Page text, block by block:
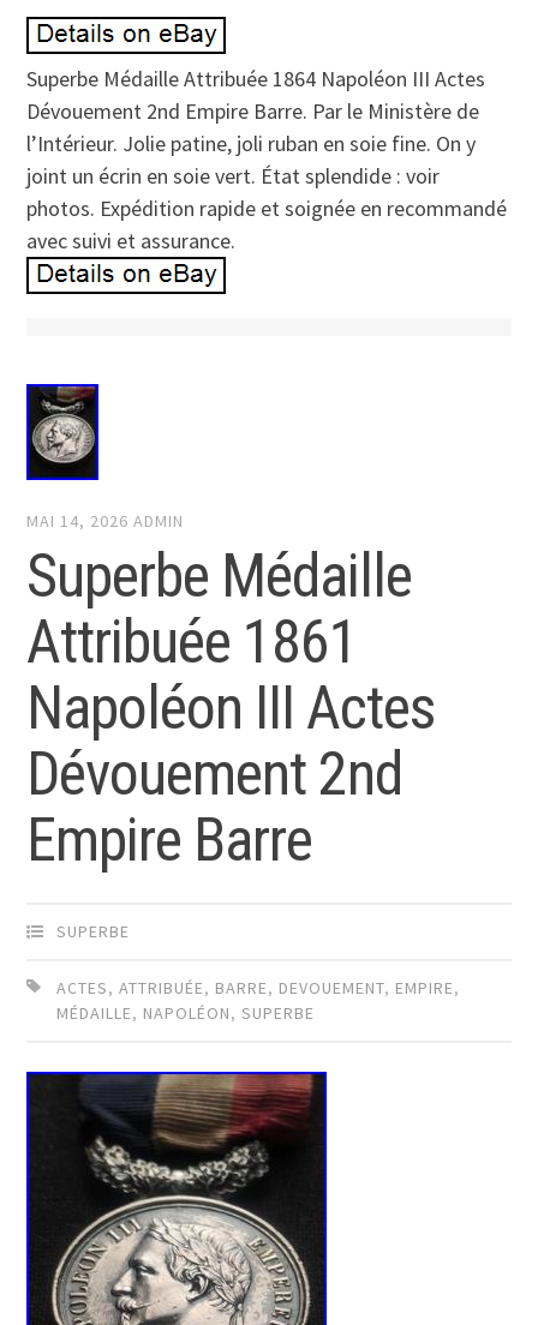
Superbe Médaille Attribuée 1864 Napoléon III Actes
Dévouement 2nd Empire Barre. Par le Ministère de
l’Intérieur. Jolie patine, joli ruban en soie fine. On y
joint un écrin en soie vert. État splendide : voir
photos. Expédition rapide et soignée en recommandé
avec suivi et assurance.
MAI 14, 2026 ADMIN
Superbe Médaille
Attribuée 1861
Napoléon III Actes
Dévouement 2nd
Empire Barre
SUPERBE
ACTES,ATTRIBUÉE, BARRE, DEVOUEMENT, EMPIRE,
MÉDAILLE, NAPOLÉON,SUPERBE